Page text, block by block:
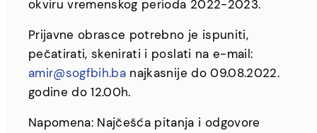
okviru vremenskog perioda 2022-2023.
Prijavne obrasce potrebno je ispuniti,
pečatirati, skenirati i poslati na e-mail:
amir@sogfbih.ba najkasnije do 09.08.2022.
godine do 12.00h.
Napomena: Najčešća pitanja i odgovore